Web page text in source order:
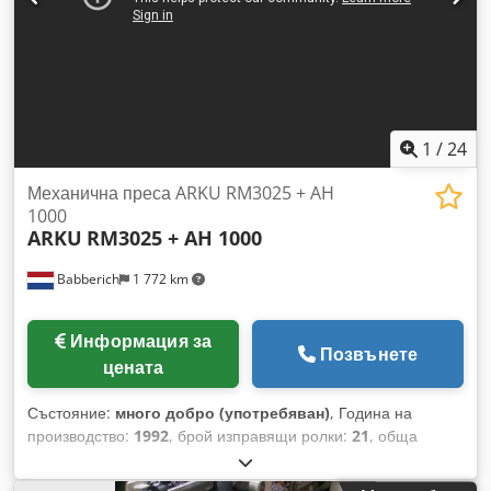
1 /24
Babberich 1 772 km
Механична преса ARKU RM3025 + AH
1000
ARKU RM3025 + AH 1000
Информация за
цената
Позвънете
Състояние: много добро (употребяван), Година на
производство: 1992, брой изправящи ролки: 21, обща
, диаметър на ролката за изправяне:
мм, обща височина:2 100 мм, обща ширина:2 000 мм,